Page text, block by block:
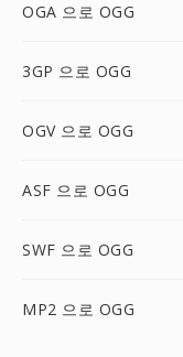
OGA 으로 OGG
3GP 으로 OGG
OGV 으로 OGG
ASF 으로 OGG
SWF 으로 OGG
MP2 으로 OGG